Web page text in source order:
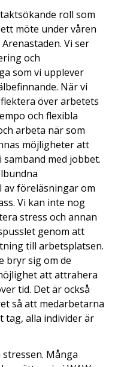
roll som
möte under våren
Vi ser
och
som vi upplever
När vi
över arbetets
och flexibla
arbeta när som
möjligheter att
med jobbet.
föreläsningar om
Vi kan inte nog
stress och annan
genom att
till arbetsplatsen.
bryr sig om de
att attrahera
tid. Det är också
så att medarbetarna
tag, alla individer är
Många